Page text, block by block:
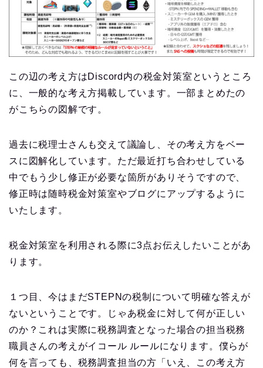
この辺の考え方はDiscord内の税金対策室というところ
に、一般的な考え方掲載しています。一部まとめたの
がこちらの図解です。
過去に税理士さんも交えて議論し、その考え方をベー
スに図解化しています。ただ最近打ち合わせしている
中でもう少し修正が必要な箇所がありそうですので、
修正時は随時税金対策室やブログにアップするように
いたします。
税金対策室を利用される際に3点お伝えしたいことがあ
ります。
１つ目、今はまだSTEPNの税制について明確な答えが
ないということです。じゃあ税金に対して何が正しい
のか？これは実際に税務調査となった場合の担当税務
職員さんの考えがイコール ルールになります。僕らが
何を言っても、税務調査担当の方「いえ、この考え方